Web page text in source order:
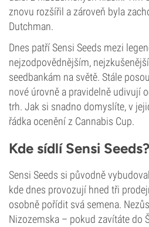
znovu rozšířil a zároveň byla
Dutchman.
Dnes patří Sensi Seeds mezi
nejzodpovědnějším,
seedbankám na světě. Stále
nové úrovně a pravidelně udivují
trh. Jak si snadno domyslíte, v
řádka ocenění z Cannabis Cup.
Kde sídlí Sensi Seeds?
Sensi Seeds si původně
kde dnes provozují hned tři
osobně pořídit svá semena.
Nizozemska – pokud zavítáte do